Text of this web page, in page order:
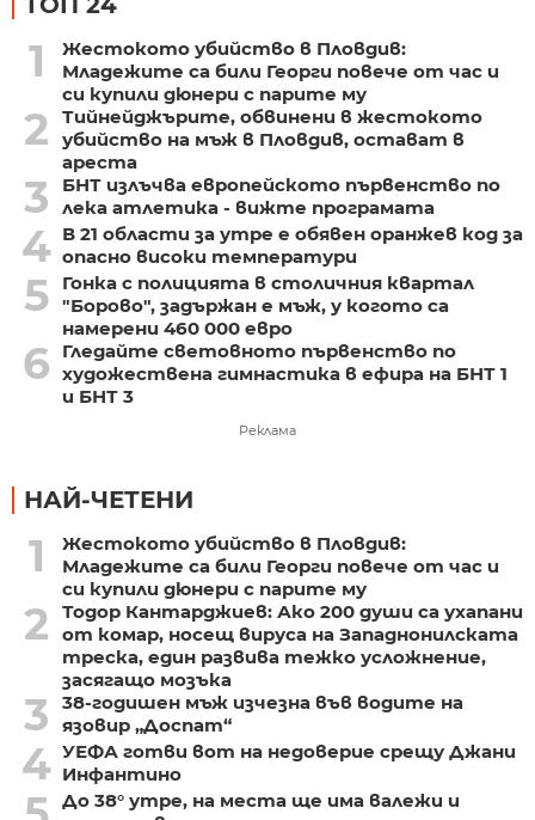
1
Жестокото убийство в Пловдив:
Младежите са били Георги повече от час и
си купили дюнери с парите му
2
Тийнейджърите, обвинени в жестокото
убийство на мъж в Пловдив, остават в
ареста
3
БНТ излъчва европейското първенство по
лека атлетика - вижте програмата
4 В 21 области за утре е обявен оранжев код за
опасно високи температури
5
Гонка с полицията в столичния квартал
"Борово", задържан е мъж, у когото са
намерени 460 000 евро
6
Гледайте световното първенство по
художествена гимнастика в ефира на БНТ 1
и БНТ 3
Реклама
НАЙ-ЧЕТЕНИ
1
Жестокото убийство в Пловдив:
Младежите са били Георги повече от час и
си купили дюнери с парите му
2
Тодор Кантарджиев: Ако 200 души са ухапани
от комар, носещ вируса на Западнонилската
треска, един развива тежко усложнение,
засягащо мозъка
3
38-годишен мъж изчезна във водите на
язовир „Доспат“
4 УЕФА готви вот на недоверие срещу Джани
Инфантино
До 38° утре, на места ще има валежи и